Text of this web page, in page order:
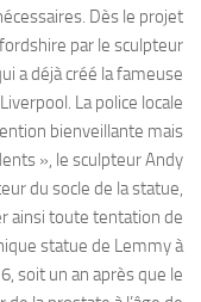
Dès le projet
par le sculpteur
a déjà créé la fameuse
La police locale
bienveillante mais
», le sculpteur Andy
du socle de la statue,
ainsi toute tentation de
statue de Lemmy à
soit un an après que le